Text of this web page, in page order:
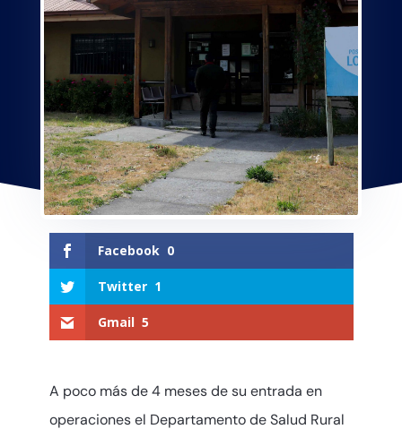
Facebook 0
Twitter 1
Gmail 5
A poco más de 4 meses de su entrada en
operaciones el Departamento de Salud Rural